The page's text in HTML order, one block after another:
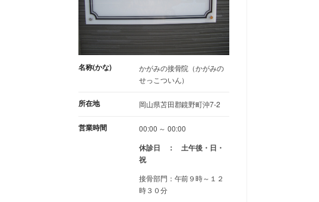
名称(かな)
かがみの接骨院（かがみの
せっこついん）
所在地 岡山県苫田郡鏡野町沖7-2
営業時間 00:00 ～ 00:00
休診日 ： 土午後・日・
祝
接骨部門：午前９時～１２
時３０分